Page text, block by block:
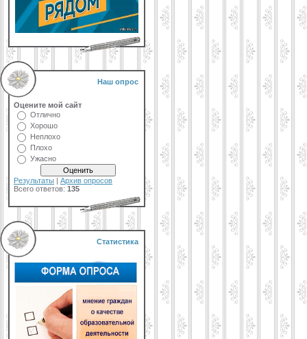
Наш опрос
Оцените мой сайт
Отлично
Хорошо
Неплохо
Плохо
Ужасно
Результаты | Архив опросов
Всего ответов: 135
Статистика